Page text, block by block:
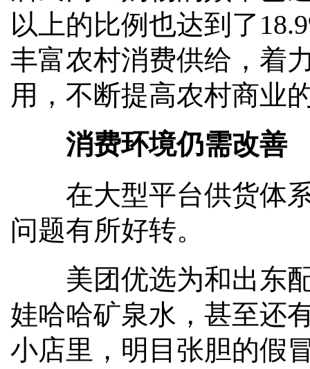
以上的比例也达到了
丰富农村消费供给，着
用，不断提高农村商业
消费环境仍需改善
在大型平台供货体系
问题有所好转。
美团优选为和出东配
娃哈哈矿泉水，甚至还
小店里，明目张胆的假